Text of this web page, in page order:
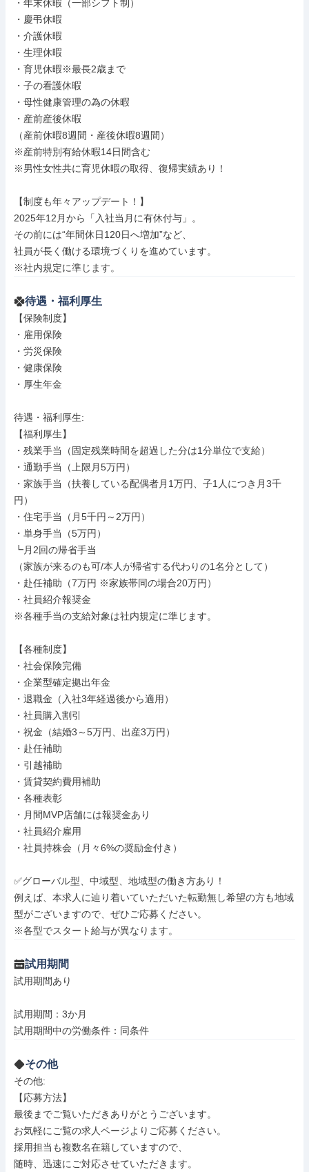
・年末休暇（一部シフト制）
・慶弔休暇
・介護休暇
・生理休暇
・育児休暇※最長2歳まで
・子の看護休暇
・母性健康管理の為の休暇
・産前産後休暇
（産前休暇8週間・産後休暇8週間）
※産前特別有給休暇14日間含む
※男性女性共に育児休暇の取得、復帰実績あり！
【制度も年々アップデート！】
2025年12月から「入社当月に有休付与」。
その前には“年間休日120日へ増加”など、
社員が長く働ける環境づくりを進めています。
※社内規定に準じます。
待遇・福利厚生
【保険制度】
・雇用保険
・労災保険
・健康保険
・厚生年金
待遇・福利厚生:
【福利厚生】
・残業手当（固定残業時間を超過した分は1分単位で支給）
・通勤手当（上限月5万円）
・家族手当（扶養している配偶者月1万円、子1人につき月3千
円）
・住宅手当（月5千円～2万円）
・単身手当（5万円）
┗月2回の帰省手当
（家族が来るのも可/本人が帰省する代わりの1名分として）
・赴任補助（7万円 ※家族帯同の場合20万円）
・社員紹介報奨金
※各種手当の支給対象は社内規定に準じます。
【各種制度】
・社会保険完備
・企業型確定拠出年金
・退職金（入社3年経過後から適用）
・社員購入割引
・祝金（結婚3～5万円、出産3万円）
・赴任補助
・引越補助
・賃貸契約費用補助
・各種表彰
・月間MVP店舗には報奨金あり
・社員紹介雇用
・社員持株会（月々6%の奨励金付き）
✅グローバル型、中域型、地域型の働き方あり！
例えば、本求人に辿り着いていただいた転勤無し希望の方も地域
型がございますので、ぜひご応募ください。
※各型でスタート給与が異なります。
試用期間
試用期間あり
試用期間：3か月
試用期間中の労働条件：同条件
その他
その他:
【応募方法】
最後までご覧いただきありがとうございます。
お気軽にご覧の求人ページよりご応募ください。
採用担当も複数名在籍していますので、
随時、迅速にご対応させていただきます。